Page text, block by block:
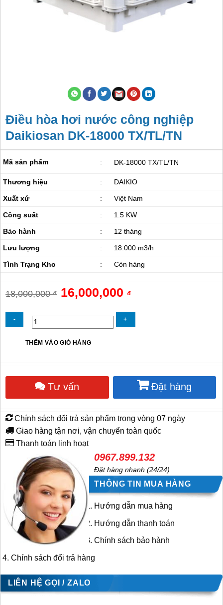
Điều hòa hơi nước công nghiệp
Daikiosan DK-18000 TX/TL/TN
Mã sản phẩm : DK-18000 TX/TL/TN
Thương hiệu : DAIKIO
Xuất xứ : Việt Nam
Công suất : 1.5 KW
Bảo hành : 12 tháng
Lưu lượng : 18.000 m3/h
Tình Trạng Kho : Còn hàng
18,000,000₫
Giá
gốc
là:
16,000,000 ₫
Giá
hiện
tại
là:
công
18000
TX/TL/TN
số
lượng
THÊM VÀO GIỎ HÀNG
Tư vấn Đặt hàng
Chính sách đổi trả sản phẩm trong vòng 07 ngày
Giao hàng tận nơi, vận chuyển toàn quốc
Thanh toán linh hoạt
0967.899.132
Đặt hàng nhanh (24/24)
THÔNG TIN MUA HÀNG
Hướng dẫn mua hàng
Hướng dẫn thanh toán
Chính sách bảo hành
Chính sách đổi trả hàng
LIÊN HỆ GỌI / ZALO